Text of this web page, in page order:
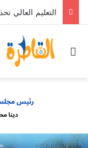
بحث عن